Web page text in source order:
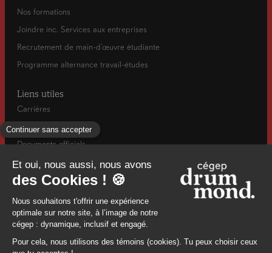
Nos formations
Joindre inc. Services aux entreprises
Recrutement de main-d’œuvre étudiante
Programme alternance travail-études
Liens utiles
Carrières
Actualités
Documents officiels
Info-rentrée automne
Mesures d’urgence / Santé et sécurité
960, rue Saint-Georges, Drummondville, (Québec) J2C 6A2
8194784671